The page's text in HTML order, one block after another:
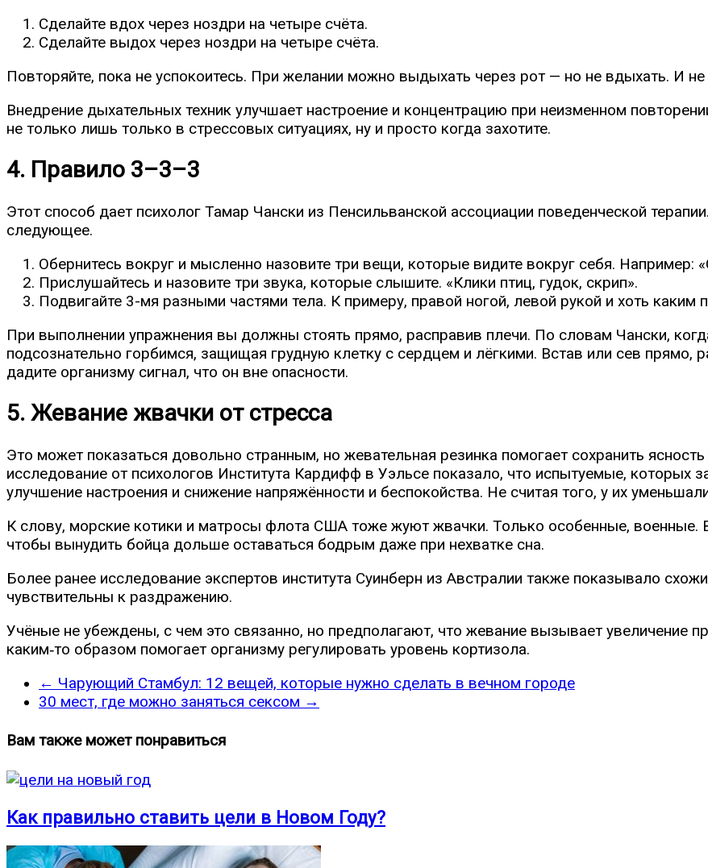
Сделайте вдох через ноздри на четыре счёта.
Сделайте выдох через ноздри на четыре счёта.
Повторяйте, пока не успокоитесь. При желании можно выдыхать через рот — но не вдыхать. И не
Внедрение дыхательных техник улучшает настроение и концентрацию при неизменном
не только лишь только в стрессовых ситуациях, ну и просто когда захотите.
4. Правило 3–3–3
Этот способ дает психолог Тамар Чански из Пенсильванской ассоциации поведенческой
следующее.
Обернитесь вокруг и мысленно назовите три вещи, которые видите вокруг себя. Например:
Прислушайтесь и назовите три звука, которые слышите. «Клики птиц, гудок, скрип».
Подвигайте 3-мя разными частями тела. К примеру, правой ногой, левой рукой и хоть каким
При выполнении упражнения вы должны стоять прямо, расправив плечи. По словам Чански,
подсознательно горбимся, защищая грудную клетку с сердцем и лёгкими. Встав или сев прямо,
дадите организму сигнал, что он вне опасности.
5. Жевание жвачки от стресса
Это может показаться довольно странным, но жевательная резинка помогает сохранить
исследование от психологов Института Кардифф в Уэльсе показало, что испытуемые, которых
улучшение настроения и снижение напряжённости и беспокойства. Не считая того, у их
К слову, морские котики и матросы флота США тоже жуют жвачки. Только особенные, военные.
чтобы вынудить бойца дольше оставаться бодрым даже при нехватке сна.
Более ранее исследование экспертов института Суинберн из Австралии также показывало
чувствительны к раздражению.
Учёные не убеждены, с чем это связанно, но предполагают, что жевание вызывает увеличение
каким‑то образом помогает организму регулировать уровень кортизола.
← Чарующий Стамбул: 12 вещей, которые нужно сделать в вечном городе
30 мест, где можно заняться сексом →
Вам также может понравиться
Как правильно ставить цели в Новом Году?